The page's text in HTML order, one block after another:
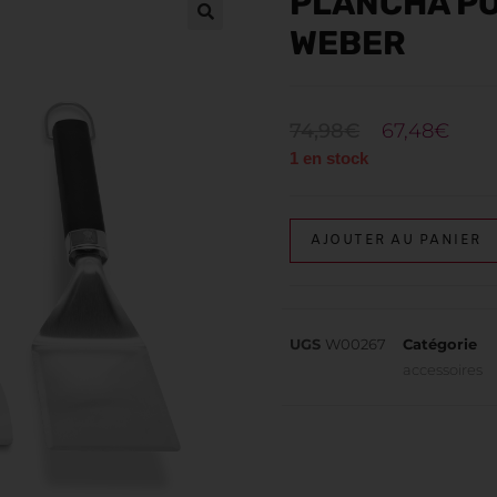
WEBER
67,48€
1 en stock
AJOUTER AU PANIER
UGS W00267
Catégorie